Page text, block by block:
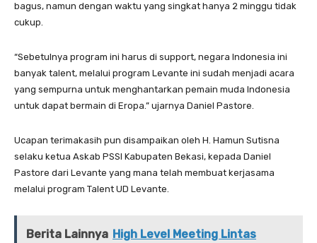
bagus, namun dengan waktu yang singkat hanya 2 minggu tidak
cukup.
“Sebetulnya program ini harus di support, negara Indonesia ini
banyak talent, melalui program Levante ini sudah menjadi acara
yang sempurna untuk menghantarkan pemain muda Indonesia
untuk dapat bermain di Eropa.” ujarnya Daniel Pastore.
Ucapan terimakasih pun disampaikan oleh H. Hamun Sutisna
selaku ketua Askab PSSI Kabupaten Bekasi, kepada Daniel
Pastore dari Levante yang mana telah membuat kerjasama
melalui program Talent UD Levante.
Berita Lainnya High Level Meeting Lintas